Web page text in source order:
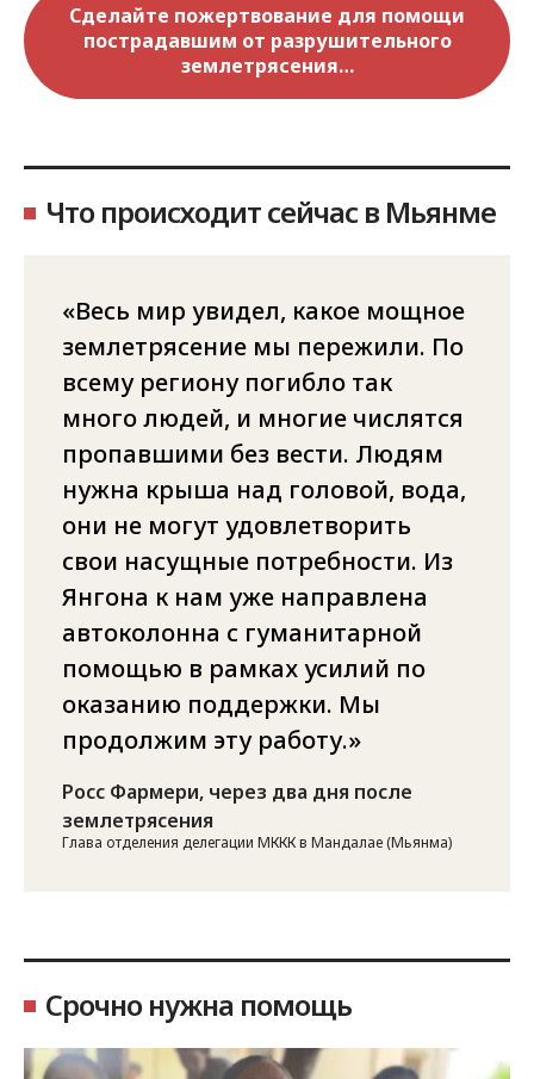
Сделайте пожертвование для помощи
пострадавшим от разрушительного
землетрясения…
Что происходит сейчас в Мьянме
Весь мир увидел, какое мощное
землетрясение мы пережили. По
всему региону погибло так
много людей, и многие числятся
пропавшими без вести. Людям
нужна крыша над головой, вода,
они не могут удовлетворить
свои насущные потребности. Из
Янгона к нам уже направлена
автоколонна с гуманитарной
помощью в рамках усилий по
оказанию поддержки. Мы
продолжим эту работу.
Росс Фармери, через два дня после
землетрясения
Глава отделения делегации МККК в Мандалае (Мьянма)
Срочно нужна помощь